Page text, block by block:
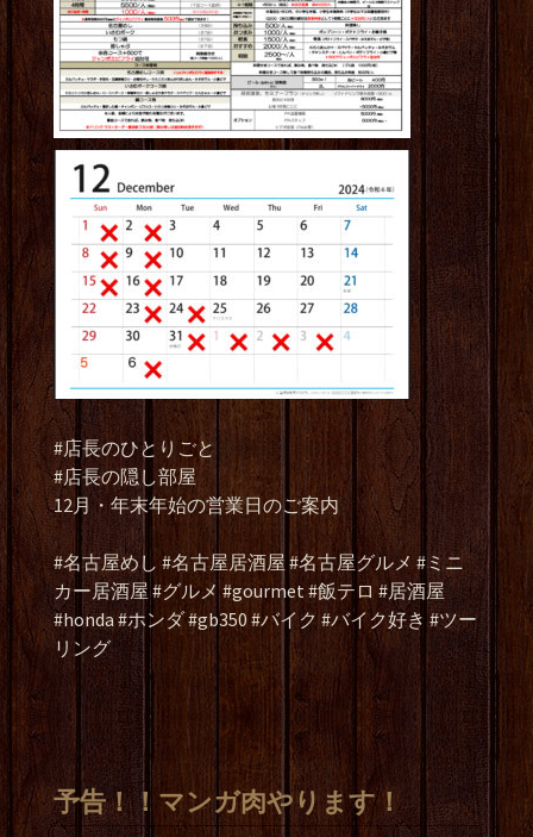
#店長のひとりごと
#店長の隠し部屋
12月・年末年始の営業日のご案内
#名古屋めし #名古屋居酒屋 #名古屋グルメ #ミニ
カー居酒屋 #グルメ #gourmet #飯テロ #居酒屋
#honda #ホンダ #gb350 #バイク #バイク好き #ツー
リング
予告！！マンガ肉やります！